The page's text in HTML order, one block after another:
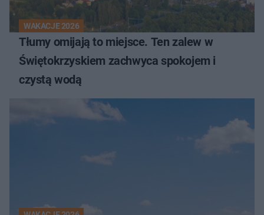
WAKACJE 2026
Tłumy omijają to miejsce. Ten zalew w
Świętokrzyskiem zachwyca spokojem i
czystą wodą